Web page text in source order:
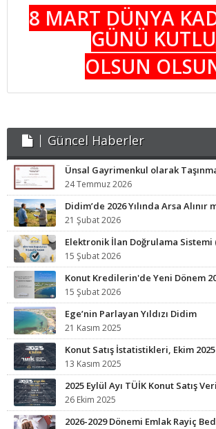
8 MART DÜNYA
GÜNÜ KUTLU
OLSUN
Güncel Haberler
24 Temmuz 2026
21 Şubat 2026
15 Şubat 2026
Konut Kredilerin'de Yeni Dönem
15 Şubat 2026
Ege’nin Parlayan Yıldızı Didim
21 Kasım 2025
Konut Satış İstatistikleri, Ekim 2025
13 Kasım 2025
2025 Eylül Ayı TÜİK Konut Satış
26 Ekim 2025